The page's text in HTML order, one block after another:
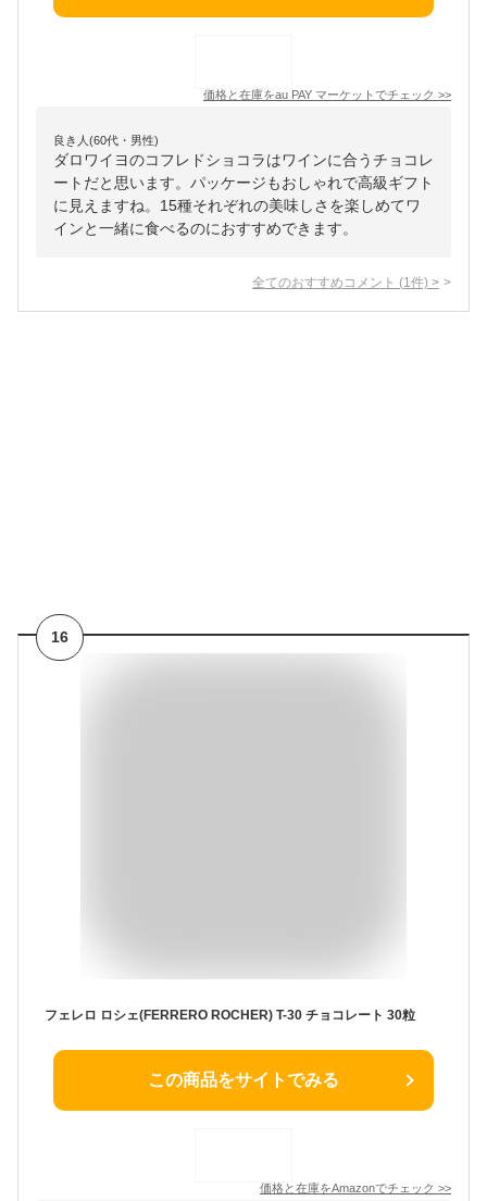
価格と在庫をau PAY マーケット でチェック >>
良き人(60代・男性)
ダロワイヨのコフレドショコラはワインに合うチョコレ
ートだと思います。パッケージもおしゃれで高級ギフト
に見えますね。15種それぞれの美味しさを楽しめてワ
インと一緒に食べるのにおすすめできます。
全てのおすすめコメント (1 件) >
16
フェレロ ロシェ(FERRERO ROCHER) T-30 チョコレート 30粒
この商品をサイトでみる
価格と在庫をAmazonでチェック >>